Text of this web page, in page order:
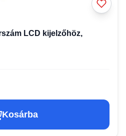
LCD kijelzőhöz,
Kosárba